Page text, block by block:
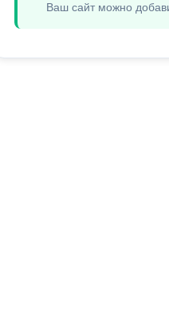
Ваш сайт можно